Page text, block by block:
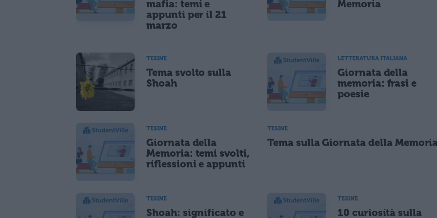
mafia: temi e
appunti per il 21
marzo
Memoria
TESINE
Tema svolto sulla
Shoah
LETTERATURA ITALIANA
Giornata della
memoria: frasi e
poesie
TESINE
Giornata della
Memoria: temi svolti,
riflessioni e appunti
TESINE
Tema sulla Giornata della
TESINE
Shoah: significato e
TESINE
10 curiosità sulla